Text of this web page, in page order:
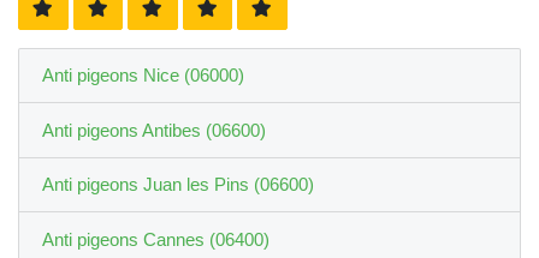
Anti pigeons Nice (06000)
Anti pigeons Antibes (06600)
Anti pigeons Juan les Pins (06600)
Anti pigeons Cannes (06400)